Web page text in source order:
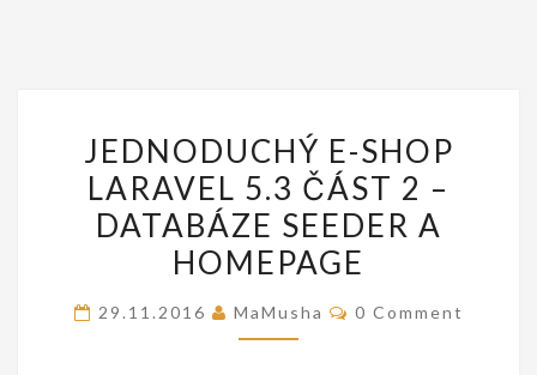
E-
SHOP
LARAVEL
5.3
2
JEDNODUCHÝ E-SHOP
LARAVEL 5.3 ČÁST 2 –
DATABÁZE SEEDER A
HOMEPAGE
29.11.2016 MaMusha Comments
0 Comment